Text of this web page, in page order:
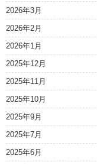
2026年3月
2026年2月
2026年1月
2025年12月
2025年11月
2025年10月
2025年9月
2025年7月
2025年6月